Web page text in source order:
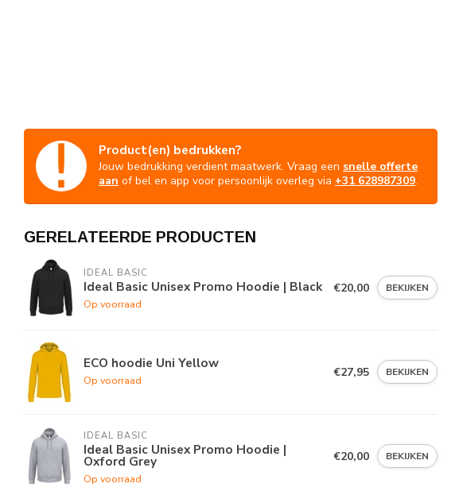
Product(en) bedrukken?
Jouw bedrukking verdient maatwerk. Vraag een snelle offerte
aan of bel en app voor persoonlijk overleg via +31 628987309.
GERELATEERDE PRODUCTEN
IDEAL BASIC
Ideal Basic Unisex Promo Hoodie | Black
Op voorraad
€20,00 BEKIJKEN
ECO hoodie Uni Yellow
Op voorraad
€27,95 BEKIJKEN
IDEAL BASIC
Ideal Basic Unisex Promo Hoodie |
Oxford Grey
Op voorraad
€20,00 BEKIJKEN